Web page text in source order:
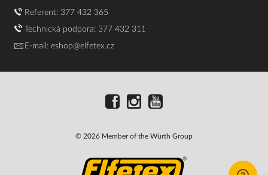
Referent: 377 432 365
Technická podpora: 377 432 311
E-mail: eshop@elfetex.cz
© 2026 Member of the Würth Group